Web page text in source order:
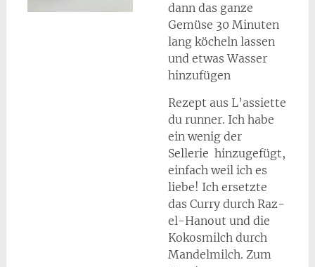
dann das ganze
Gemüse 30 Minuten
lang köcheln lassen
und etwas Wasser
hinzufügen
Rezept aus L’assiette
du runner. Ich habe
ein wenig der
Sellerie hinzugefügt,
einfach weil ich es
liebe! Ich ersetzte
das Curry durch Raz-
el-Hanout und die
Kokosmilch durch
Mandelmilch. Zum